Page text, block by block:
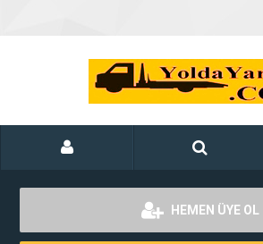
HEMEN ÜYE OL